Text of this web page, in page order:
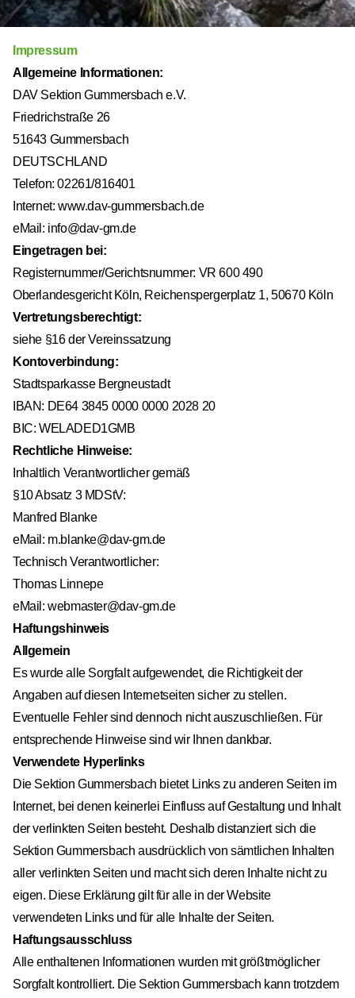
Impressum
Allgemeine Informationen:
DAV Sektion Gummersbach e.V.
Friedrichstraße 26
51643 Gummersbach
DEUTSCHLAND
Telefon: 02261/816401
Internet: www.dav-gummersbach.de
eMail: info@dav-gm.de
Eingetragen bei:
Registernummer/Gerichtsnummer: VR 600 490
Oberlandesgericht Köln, Reichenspergerplatz 1, 50670 Köln
Vertretungsberechtigt:
siehe §16 der Vereinssatzung
Kontoverbindung:
Stadtsparkasse Bergneustadt
IBAN: DE64 3845 0000 0000 2028 20
BIC: WELADED1GMB
Rechtliche Hinweise:
Inhaltlich Verantwortlicher gemäß
§10 Absatz 3 MDStV:
Manfred Blanke
eMail: m.blanke@dav-gm.de
Technisch Verantwortlicher:
Thomas Linnepe
eMail:webmaster@dav-gm.de
Haftungshinweis
Allgemein
Es wurde alle Sorgfalt aufgewendet, die Richtigkeit der
Angaben auf diesen Internetseiten sicher zu stellen.
Eventuelle Fehler sind dennoch nicht auszuschließen. Für
entsprechende Hinweise sind wir Ihnen dankbar.
Verwendete Hyperlinks
Die Sektion Gummersbach bietet Links zu anderen Seiten im
Internet, bei denen keinerlei Einfluss auf Gestaltung und Inhalt
der verlinkten Seiten besteht. Deshalb distanziert sich die
Sektion Gummersbach ausdrücklich von sämtlichen Inhalten
aller verlinkten Seiten und macht sich deren Inhalte nicht zu
eigen. Diese Erklärung gilt für alle in der Website
verwendeten Links und für alle Inhalte der Seiten.
Haftungsausschluss
Alle enthaltenen Informationen wurden mit größtmöglicher
Sorgfalt kontrolliert. Die Sektion Gummersbach kann trotzdem